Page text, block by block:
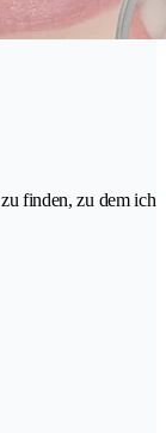
finden, zu dem ich